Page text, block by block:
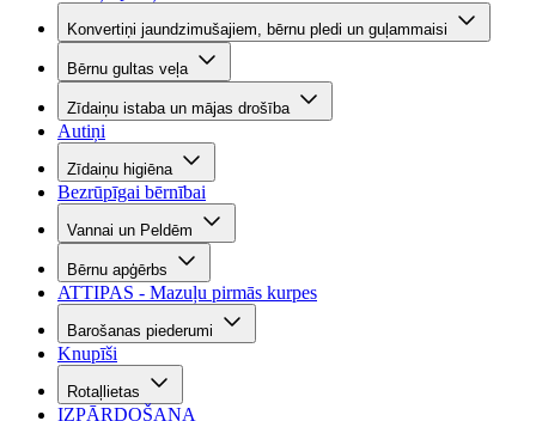
Konvertiņi jaundzimušajiem, bērnu pledi un guļammaisi
Bērnu gultas veļa
Zīdaiņu istaba un mājas drošība
Autiņi
Zīdaiņu higiēna
Bezrūpīgai bērnībai
Vannai un Peldēm
Bērnu apģērbs
ATTIPAS - Mazuļu pirmās kurpes
Barošanas piederumi
Knupīši
Rotaļlietas
IZPĀRDOŠANA